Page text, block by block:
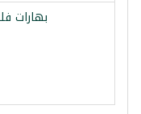
بهارات